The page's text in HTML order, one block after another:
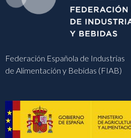
Federación Española de Industrias
de Alimentación y Bebidas (FIAB)